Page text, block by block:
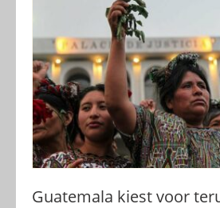
Guatemala kiest voor